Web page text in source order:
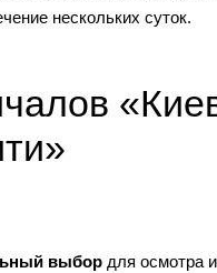
нескольких суток.
выбордля осмотра